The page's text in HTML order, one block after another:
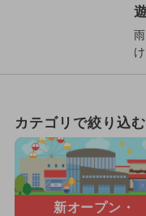
カテゴリで絞り込む
新オープン・